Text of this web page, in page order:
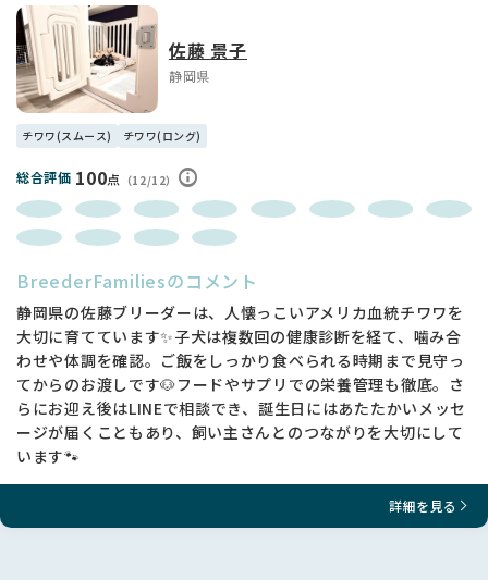
佐藤 景子
静岡県
チワワ(スムース) チワワ(ロング)
総合評価 100点 （12/12）
BreederFamiliesのコメント
静岡県の佐藤ブリーダーは、人懐っこいアメリカ血統チワワを
大切に育てています✨子犬は複数回の健康診断を経て、噛み合
わせや体調を確認。ご飯をしっかり食べられる時期まで見守っ
てからのお渡しです🐶フードやサプリでの栄養管理も徹底。さ
らにお迎え後はLINEで相談でき、誕生日にはあたたかいメッセ
ージが届くこともあり、飼い主さんとのつながりを大切にして
います🐾
詳細を見る